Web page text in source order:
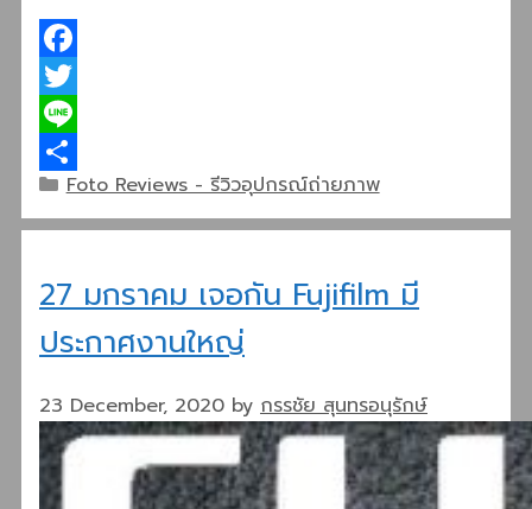
Facebook
Twitter
Line
ShareCategories
Foto Reviews - รีวิวอุปกรณ์ถ่ายภาพ
27 มกราคม เจอกัน Fujifilm มี
ประกาศงานใหญ่
23 December, 2020 by กรรชัย สุนทรอนุรักษ์